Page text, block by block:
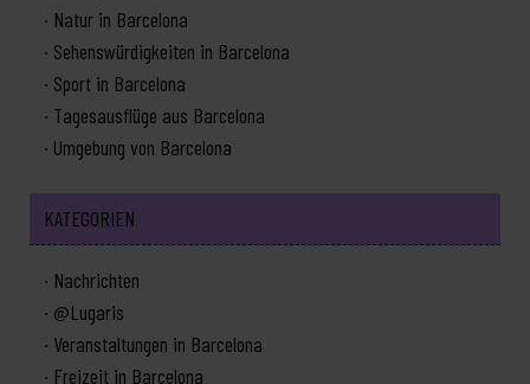
Natur in Barcelona
Sehenswürdigkeiten in Barcelona
Sport in Barcelona
Tagesausflüge aus Barcelona
Umgebung von Barcelona
KATEGORIEN
Nachrichten
@Lugaris
Veranstaltungen in Barcelona
Freizeit in Barcelona